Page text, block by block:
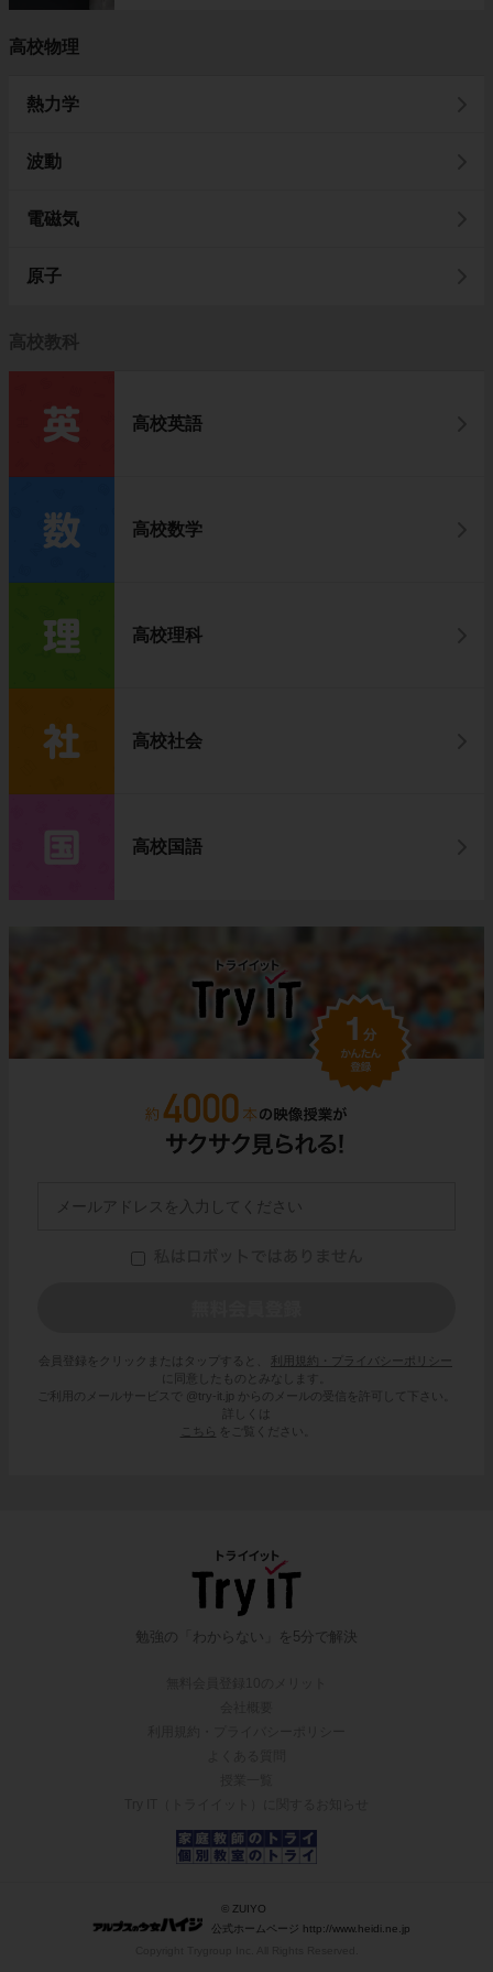
高校物理
熱力学
波動
電磁気
原子
高校教科
高校英語
高校数学
高校理科
高校社会
高校国語
会員登録をクリックまたはタップすると、
利用規約・プライバシーポリシー
に同意したものとみなします。
ご利用のメールサービスで @try-it.jp からのメールの受信を許可して下さい。
詳しくは
こちら
をご覧ください。
勉強の「わからない」を5分で解決
© ZUIYO
公式ホームページ http://www.heidi.ne.jp